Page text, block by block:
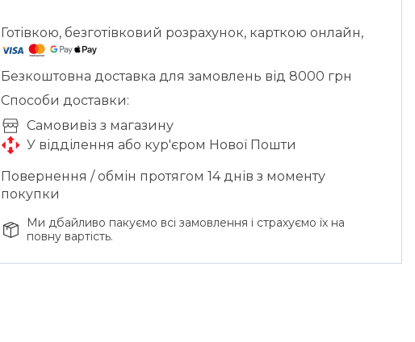
Готівкою, безготівковий розрахунок, карткою онлайн,
Безкоштовна доставка для замовлень від 8000 грн
Способи доставки:
Cамовивіз з магазину
У відділення або кур'єром Нової Пошти
Повернення / обмін протягом 14 днів з моменту
покупки
Ми дбайливо пакуємо всі замовлення і страхуємо їх на
повну вартість.